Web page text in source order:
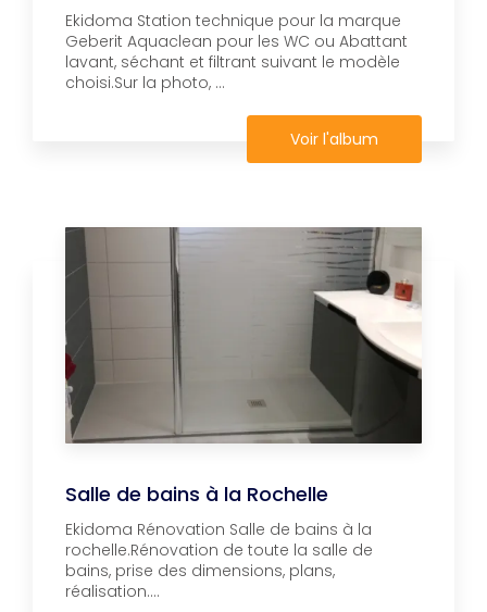
Ekidoma Station technique pour la marque
Geberit Aquaclean pour les WC ou Abattant
lavant, séchant et filtrant suivant le modèle
choisi.Sur la photo, ...
Voir l'album
Salle de bains à la Rochelle
Ekidoma Rénovation Salle de bains à la
rochelle.Rénovation de toute la salle de
bains, prise des dimensions, plans,
réalisation....